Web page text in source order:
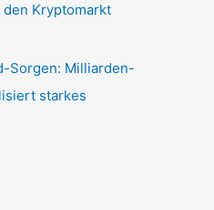
Kryptomarkt
Sorgen: Milliarden-
starkes